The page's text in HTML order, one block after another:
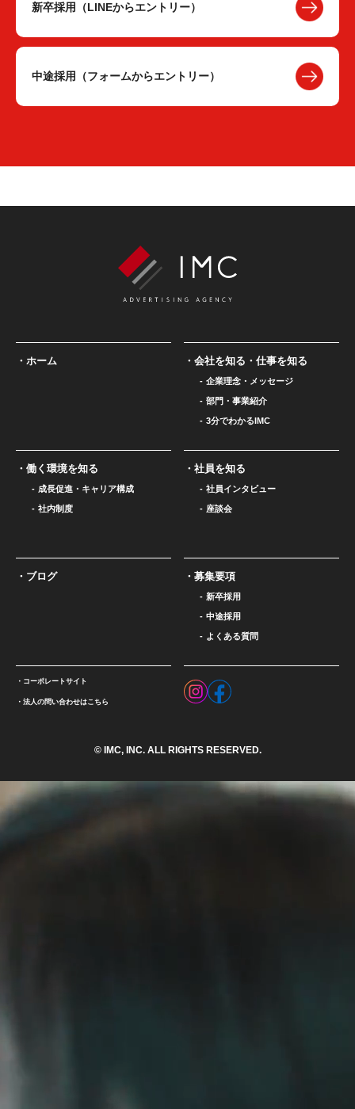
新卒採用（LINEからエントリー）
中途採用（フォームからエントリー）
ホーム 会社を知る・仕事を知る
企業理念・メッセージ
部門・事業紹介
3分でわかるIMC
働く環境を知る
成長促進・キャリア構成
社内制度
社員を知る
社員インタビュー
座談会
ブログ 募集要項
新卒採用
中途採用
よくある質問
コーポレートサイト
法人の問い合わせはこちら
© IMC, INC. ALL RIGHTS RESERVED.